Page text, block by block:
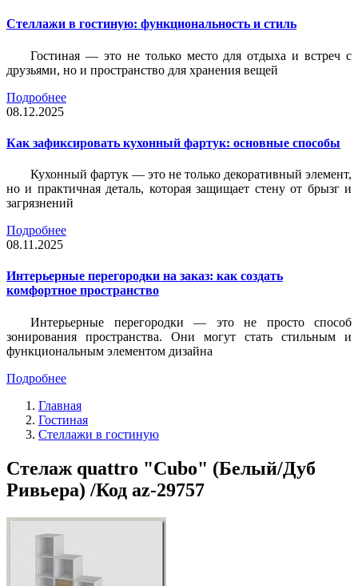
Стеллажи в гостиную: функциональность и стиль
Гостиная — это не только место для отдыха и встреч с
друзьями, но и пространство для хранения вещей
Подробнее
08.12.2025
Как зафиксировать кухонный фартук: основные способы
Кухонный фартук — это не только декоративный элемент,
но и практичная деталь, которая защищает стену от брызг и
загрязнений
Подробнее
08.11.2025
Интерьерные перегородки на заказ: как создать
комфортное пространство
Интерьерные перегородки — это не просто способ
зонирования пространства. Они могут стать стильным и
функциональным элементом дизайна
Подробнее
Главная
Гостиная
Стеллажи в гостиную
Стелаж quattro "Cubo" (Белый/Дуб
Ривьера) /Код az-29757